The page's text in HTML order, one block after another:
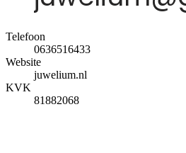
Telefoon
0636516433
Website
juwelium.nl
KVK
81882068